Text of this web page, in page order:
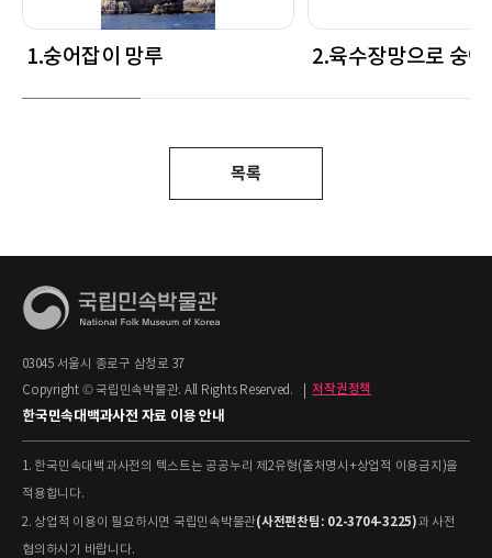
1.숭어잡이 망루 2.육수장망으로 숭
목록
03045 서울시 종로구 삼청로 37
Copyright © 국립민속박물관. All Rights Reserved.
저작권정책
한국민속대백과사전 자료 이용 안내
1. 한국민속대백과사전의 텍스트는 공공누리 제2유형(출처명시+상업적 이용금지)을
적용합니다.
2. 상업적 이용이 필요하시면 국립민속박물관(사전편찬팀: 02-3704-3225)과 사전
협의하시기 바랍니다.